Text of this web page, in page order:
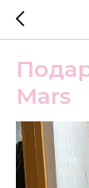
Mars